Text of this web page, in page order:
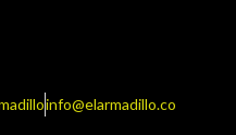
info@elarmadillo.co